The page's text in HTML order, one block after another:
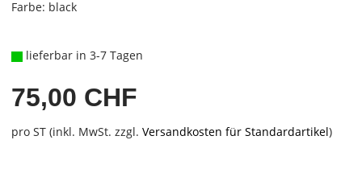
Farbe: black
lieferbar in 3-7 Tagen
75,00 CHF
pro ST (inkl. MwSt. zzgl. Versandkosten für Standardartikel)